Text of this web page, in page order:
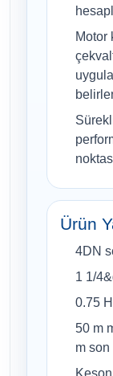
Motor
Ürün
4DN
1 1/
0.75
50 m
m son